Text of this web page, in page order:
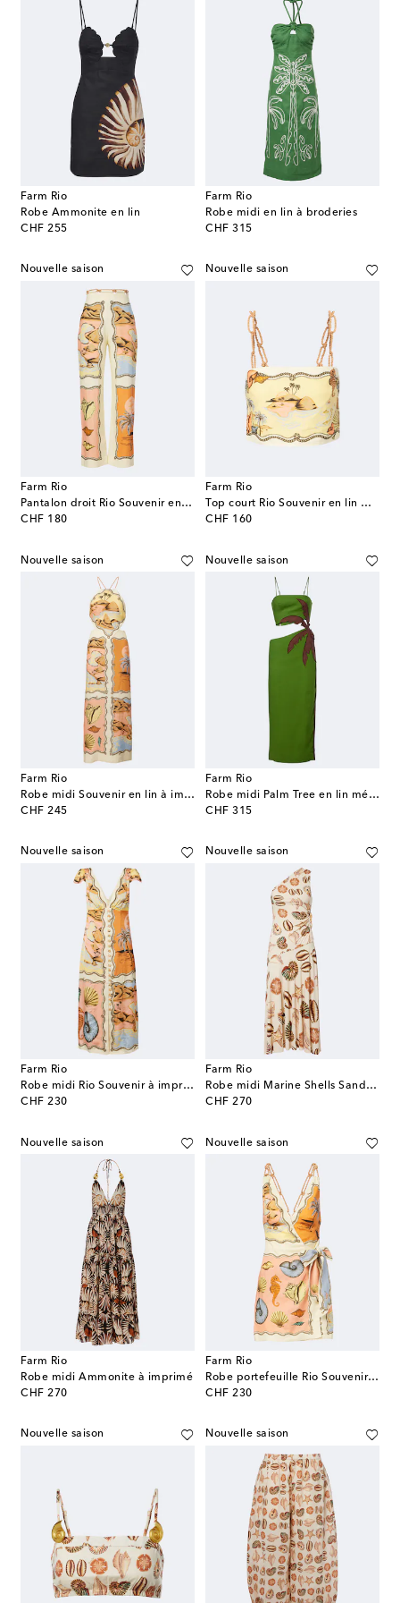
Farm Rio
Robe Ammonite en lin
CHF 255
original price
Farm Rio
Robe midi en lin à broderies
CHF 315
original price
Nouvelle saison
Farm Rio
Pantalon droit Rio Souvenir en lin mélangé
CHF 180
original price
Nouvelle saison
Farm Rio
Top court Rio Souvenir en lin mélangé à imprimé
CHF 160
original price
Nouvelle saison
Farm Rio
Robe midi Souvenir en lin à imprimé
CHF 245
original price
Nouvelle saison
Farm Rio
Robe midi Palm Tree en lin mélangé
CHF 315
original price
Nouvelle saison
Farm Rio
Robe midi Rio Souvenir à imprimé
CHF 230
original price
Nouvelle saison
Farm Rio
Robe midi Marine Shells Sand à imprimé
CHF 270
original price
Nouvelle saison
Farm Rio
Robe midi Ammonite à imprimé
CHF 270
original price
Nouvelle saison
Farm Rio
Robe portefeuille Rio Souvenir en lin à imprimé
CHF 230
original price
Nouvelle saison Nouvelle saison